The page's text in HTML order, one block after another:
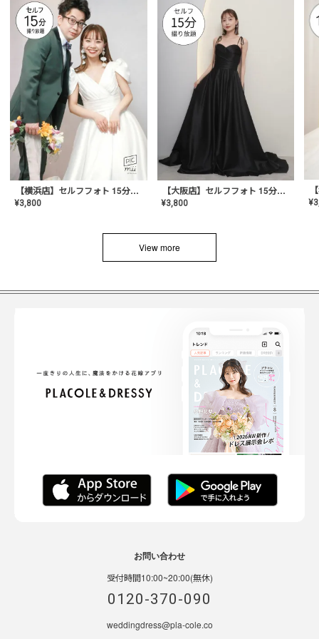
【横浜店】セルフフォト 15分撮り放題プラン
¥3,800
【大阪店】セルフフォト 15分撮り放題プラン
¥3,800 ¥
View more
お問い合わせ
受付時間10:00~20:00(無休)
0120-370-090
weddingdress@pla-cole.co